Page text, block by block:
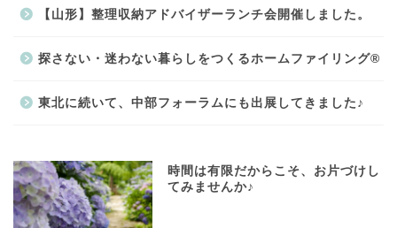
【山形】整理収納アドバイザーランチ会開催しました。
探さない・迷わない暮らしをつくるホームファイリング®
東北に続いて、中部フォーラムにも出展してきました♪
時間は有限だからこそ、お片づけし
てみませんか♪